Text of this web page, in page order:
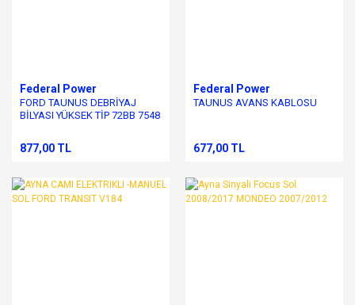
Federal Power
FORD TAUNUS DEBRİYAJ
BİLYASI YÜKSEK TİP 72BB 7548
877,00 TL
Federal Power
TAUNUS AVANS KABLOSU
677,00 TL